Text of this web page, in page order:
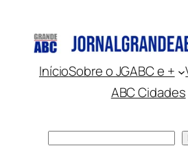
conteúdo
InícioSobre o JGABC e +
ABC Cidades